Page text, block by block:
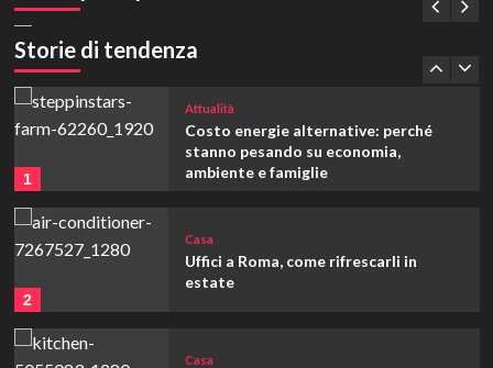
Storie di tendenza
5
1
Attualità
Costo energie alternative: perché
stanno pesando su economia,
ambiente e famiglie
2
Casa
Uffici a Roma, come rifrescarli in
estate
Casa